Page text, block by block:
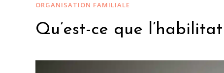
ORGANISATION FAMILIALE
Qu’est-ce que